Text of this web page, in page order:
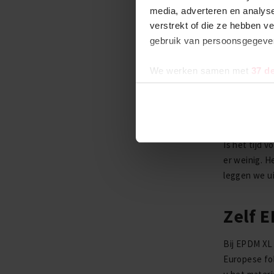
media, adverteren en
verstrekt of die ze hebben
gebruik van
We werken samen met 37
9 feb
Is het tijd
er weinig.
leggen we
Zelf
Bij EPDM
Europese